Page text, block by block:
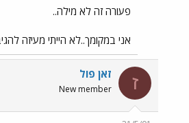
פעורה זה לא מילה..
אני במקומך..לא הייתי מעיזה
ז זאן פול
New member